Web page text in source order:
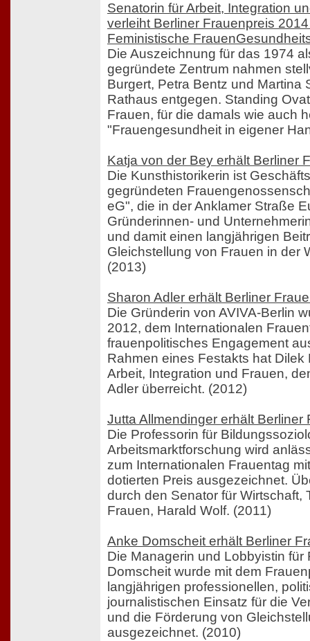
Senatorin für Arbeit, Integration
verleiht Berliner Frauenpreis
Feministische
Die Auszeichnung für das 1974
gegründete Zentrum nahmen
Burgert, Petra Bentz und Martina
Rathaus entgegen. Standing
Frauen, für die damals wie auch
"Frauengesundheit in eigener
Katja von der Bey erhält Berliner
Die Kunsthistorikerin ist
gegründeten
eG", die in der Anklamer Straße
Gründerinnen- und
und damit einen langjährigen
Gleichstellung von Frauen in der
(2013)
Sharon Adler erhält Berliner
Die Gründerin von AVIVA-Berlin
2012, dem Internationalen
frauenpolitisches Engagement
Rahmen eines Festakts hat Dilek
Arbeit, Integration und Frauen,
Adler überreicht. (2012)
Jutta Allmendinger erhält Berliner
Die Professorin für
Arbeitsmarktforschung wird
zum Internationalen Frauentag
dotierten Preis ausgezeichnet.
durch den Senator für Wirtschaft,
Frauen, Harald Wolf. (2011)
Anke Domscheit erhält Berliner
Die Managerin und Lobbyistin für
Domscheit wurde mit dem
langjährigen professionellen,
journalistischen Einsatz für die
und die Förderung von
ausgezeichnet. (2010)